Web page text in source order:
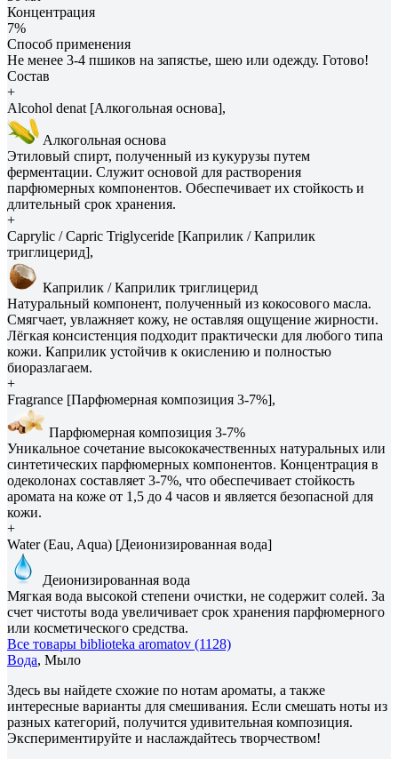
Концентрация
7%
Способ применения
Не менее 3-4 пшиков на запястье, шею или одежду. Готово!
Состав
+
Alcohol denat [Алкогольная основа],
Алкогольная основа
Этиловый спирт, полученный из кукурузы путем
ферментации. Служит основой для растворения
парфюмерных компонентов. Обеспечивает их стойкость и
длительный срок хранения.
+
Caprylic / Capric Triglyceride [Каприлик / Каприлик
триглицерид],
Каприлик / Каприлик триглицерид
Натуральный компонент, полученный из кокосового масла.
Смягчает, увлажняет кожу, не оставляя ощущение жирности.
Лёгкая консистенция подходит практически для любого типа
кожи. Каприлик устойчив к окислению и полностью
биоразлагаем.
+
Fragrance [Парфюмерная композиция 3-7%],
Парфюмерная композиция 3-7%
Уникальное сочетание высококачественных натуральных или
синтетических парфюмерных компонентов. Концентрация в
одеколонах составляет 3-7%, что обеспечивает стойкость
аромата на коже от 1,5 до 4 часов и является безопасной для
кожи.
+
Water (Eau, Aqua) [Деионизированная вода]
Деионизированная вода
Мягкая вода высокой степени очистки, не содержит солей. За
счет чистоты вода увеличивает срок хранения парфюмерного
или косметического средства.
Все товары biblioteka aromatov (1128)
Вода, Мыло
Здесь вы найдете схожие по нотам ароматы, а также
интересные варианты для смешивания. Если смешать ноты из
разных категорий, получится удивительная композиция.
Экспериментируйте и наслаждайтесь творчеством!